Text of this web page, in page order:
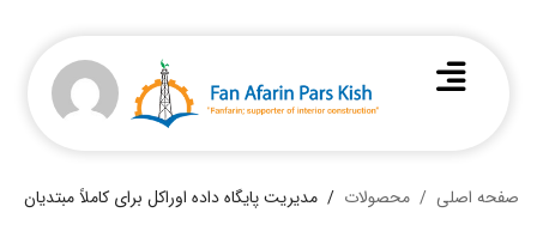
صفحه اصلی محصولات مدیریت پایگاه داده اوراکل برای کاملاً مبتدیان